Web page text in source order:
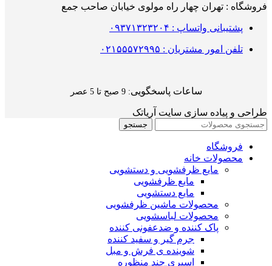
فروشگاه : تهران چهار راه مولوی خیابان صاحب جمع
پشتیبانی واتساپ : ۰۹۳۷۱۳۲۳۲۰۴
تلفن امور مشتریان : ۰۲۱۵۵۵۷۲۹۹۵
ساعات پاسخگویی: 9 صبح تا 5 عصر
طراحی و پیاده سازی سایت آریاتک
جستجو
فروشگاه
محصولات خانه
مایع ظرفشویی و دستشویی
مایع ظرفشویی
مایع دستشویی
محصولات ماشین ظرفشویی
محصولات لباسشویی
پاک کننده و ضدعفونی کننده
جرم گیر و سفید کننده
شوینده ی فرش و مبل
اسپری چند منظوره